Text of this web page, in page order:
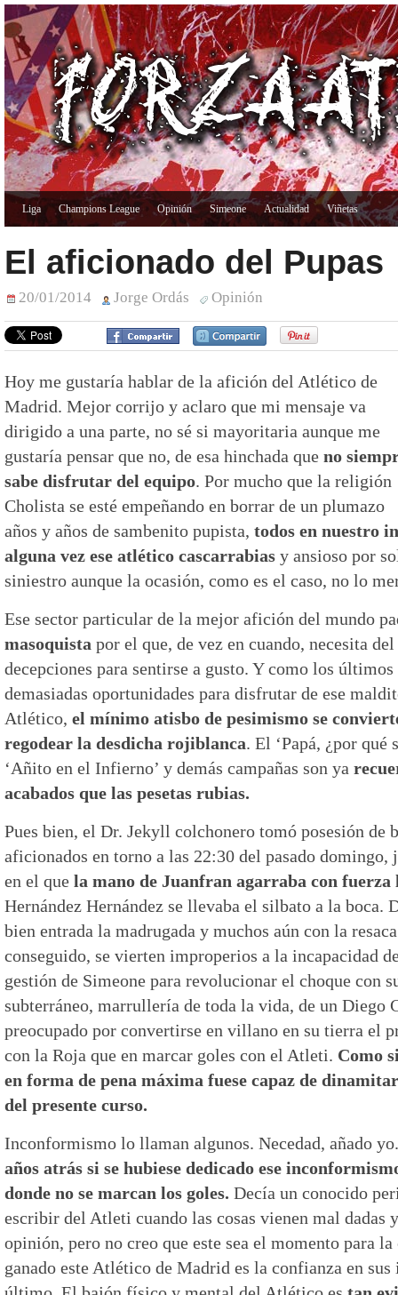
Liga Champions League Opinión Simeone Actualidad Viñetas
El aficionado del Pupas
20/01/2014 Jorge Ordás Opinión
Hoy me gustaría hablar de la afición del Atlético de
Madrid. Mejor corrijo y aclaro que mi mensaje va
dirigido a una parte, no sé si mayoritaria aunque me
gustaría pensar que no, de esa hinchada que no
sabe disfrutar del equipo. Por mucho que la religión
Cholista se esté empeñando en borrar de un plumazo
años y años de sambenito pupista, todos en nuestro
alguna vez ese atlético cascarrabias y ansioso por
siniestro aunque la ocasión, como es el caso, no lo
Ese sector particular de la mejor afición del mundo
masoquista por el que, de vez en cuando, necesita
decepciones para sentirse a gusto. Y como los
demasiadas oportunidades para disfrutar de ese
Atlético, el mínimo atisbo de pesimismo se
regodear la desdicha rojiblanca. El ‘Papá, ¿por
‘Añito en el Infierno’ y demás campañas son ya
acabados que las pesetas rubias.
Pues bien, el Dr. Jekyll colchonero tomó posesión de
aficionados en torno a las 22:30 del pasado domingo,
en el que la mano de Juanfran agarraba con fuerza
Hernández Hernández se llevaba el silbato a la boca.
bien entrada la madrugada y muchos aún con la
conseguido, se vierten improperios a la incapacidad
gestión de Simeone para revolucionar el choque con
subterráneo, marrullería de toda la vida, de un Diego
preocupado por convertirse en villano en su tierra el
con la Roja que en marcar goles con el Atleti. Como
en forma de pena máxima fuese capaz de
del presente curso.
Inconformismo lo llaman algunos. Necedad, añado
años atrás si se hubiese dedicado ese
donde no se marcan los goles. Decía un conocido
escribir del Atleti cuando las cosas vienen mal dadas
opinión, pero no creo que este sea el momento para
ganado este Atlético de Madrid es la confianza en